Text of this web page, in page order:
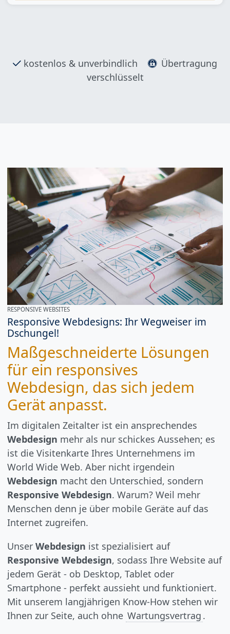
kostenlos & unverbindlich
Übertragung
verschlüsselt
RESPONSIVE WEBSITES
Responsive Webdesigns: Ihr Wegweiser im
Dschungel!
Maßgeschneiderte Lösungen
für ein responsives
Webdesign, das sich jedem
Gerät anpasst.
Im digitalen Zeitalter ist ein ansprechendes
Webdesign mehr als nur schickes Aussehen; es
ist die Visitenkarte Ihres Unternehmens im
World Wide Web. Aber nicht irgendein
Webdesign macht den Unterschied, sondern
Responsive Webdesign. Warum? Weil mehr
Menschen denn je über mobile Geräte auf das
Internet zugreifen.
UnserWebdesign ist spezialisiert auf
Responsive Webdesign, sodass Ihre Website auf
jedem Gerät - ob Desktop, Tablet oder
Smartphone - perfekt aussieht und funktioniert.
Mit unserem langjährigen Know-How stehen wir
Ihnen zur Seite, auch ohne Wartungsvertrag .